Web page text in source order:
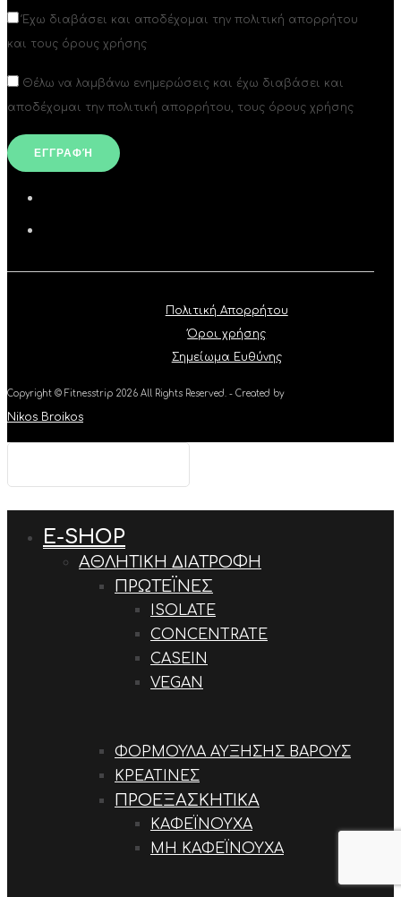
Έχω διαβάσει και αποδέχομαι την πολιτική απορρήτου
και τους όρους χρήσης
Θέλω να λαμβάνω ενημερώσεις και έχω διαβάσει και
αποδέχομαι την πολιτική απορρήτου, τους όρους χρήσης
Πολιτική Απορρήτου
Όροι χρήσης
Σημείωμα Ευθύνης
Copyright © Fitnesstrip 2026 All Rights Reserved. - Created by
Nikos Broikos
E-SHOP
ΑΘΛΗΤΙΚΉ ΔΙΑΤΡΟΦΉ
ΠΡΩΤΕΪΝΕΣ
ISOLATE
CONCENTRATE
CASEIN
VEGAN
ΦΌΡΜΟΥΛΑ ΑΎΞΗΣΗΣ ΒΆΡΟΥΣ
ΚΡΕΑΤΊΝΕΣ
ΠΡΟΕΞΑΣΚΗΤΙΚΆ
ΚΑΦΕΪΝΟΎΧΑ
ΜΗ ΚΑΦΕΪΝΟΎΧΑ